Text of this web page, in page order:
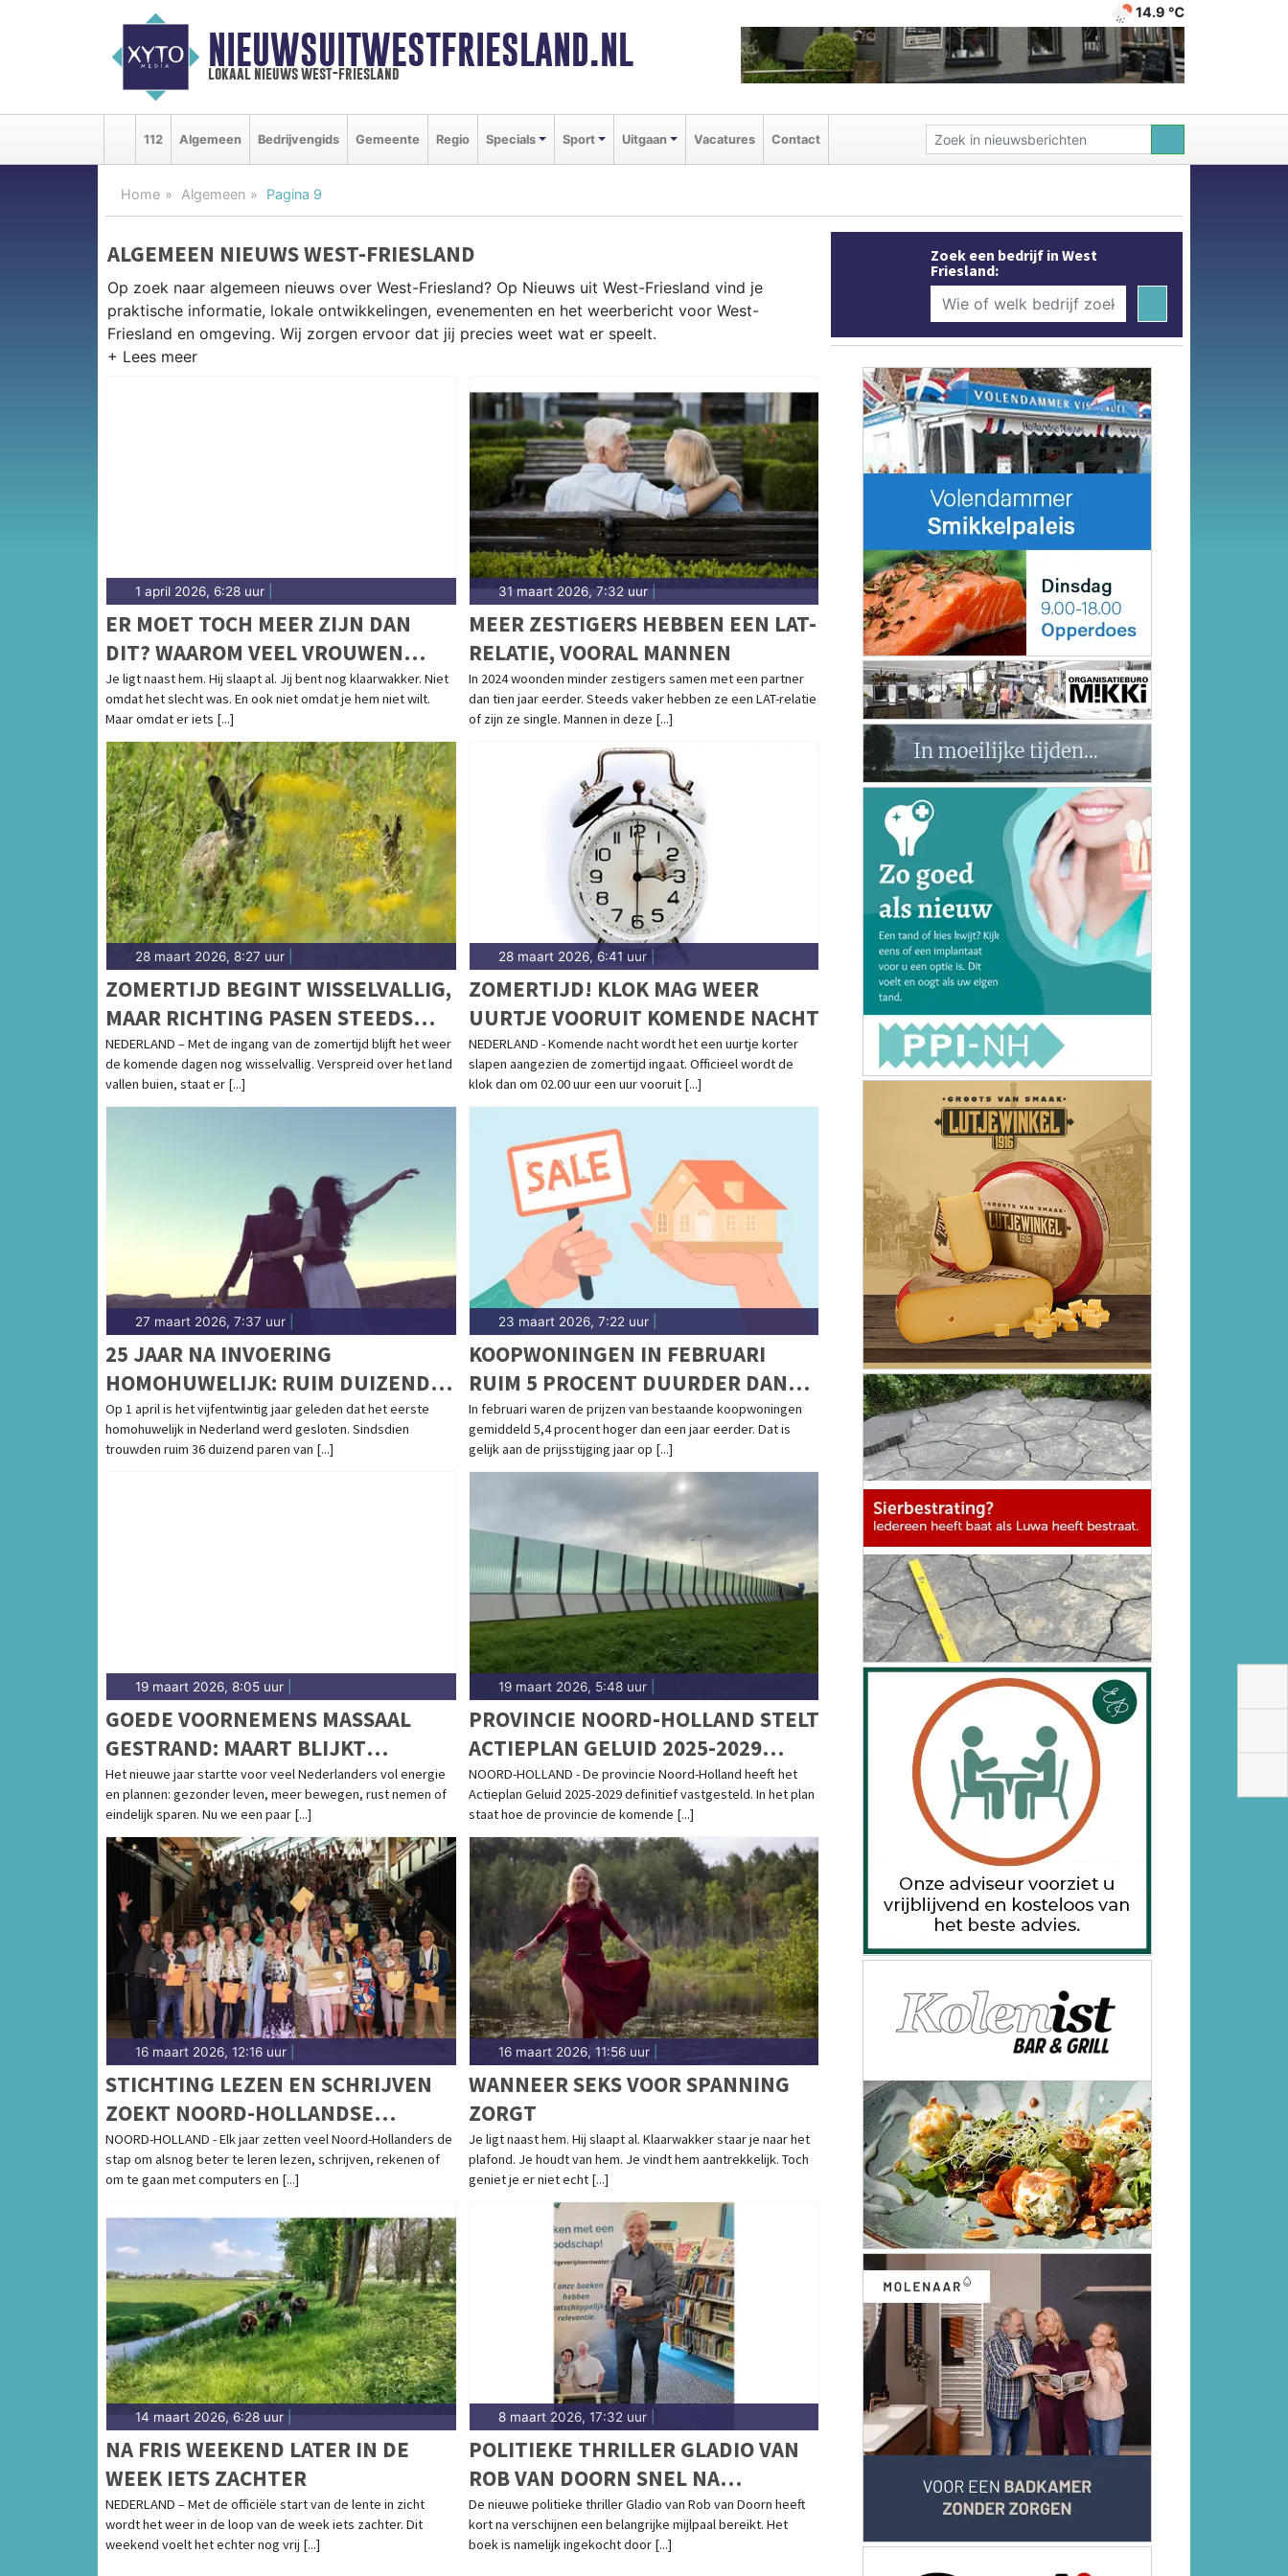
NIEUWSUITWESTFRIESLAND.NL
lokaal nieuws west-friesland
14.9 ℃
112 Algemeen Bedrijvengids Gemeente Regio Specials Sport Uitgaan Vacatures Contact
Home Algemeen Pagina 9
ALGEMEEN NIEUWS WEST-FRIESLAND
Op zoek naar algemeen nieuws over West-Friesland? Op Nieuws uit West-Friesland vind je
praktische informatie, lokale ontwikkelingen, evenementen en het weerbericht voor West-
Friesland en omgeving. Wij zorgen ervoor dat jij precies weet wat er speelt.
Van werkzaamheden op de A7 en de West-Friese waterlijnen tot evenementen als de West-Friese
Flora en het weersbericht voor de regio West-Friesland.
1 april 2026, 6:28 uur
ER MOET TOCH MEER ZIJN DAN
DIT? WAAROM VEEL VROUWEN
TIJDENS SEKS AFHAKEN
Je ligt naast hem. Hij slaapt al. Jij bent nog klaarwakker. Niet
omdat het slecht was. En ook niet omdat je hem niet wilt.
Maar omdat er iets [...]
31 maart 2026, 7:32 uur|
MEER ZESTIGERS HEBBEN EEN LAT-
RELATIE, VOORAL MANNEN
In 2024 woonden minder zestigers samen met een partner
dan tien jaar eerder. Steeds vaker hebben ze een LAT-relatie
of zijn ze single. Mannen in deze [...]
28 maart 2026, 8:27 uur
ZOMERTIJD BEGINT WISSELVALLIG,
MAAR RICHTING PASEN STEEDS
ZACHTER WEER
NEDERLAND – Met de ingang van de zomertijd blijft het weer
de komende dagen nog wisselvallig. Verspreid over het land
vallen buien, staat er [...]
28 maart 2026, 6:41 uur|
ZOMERTIJD! KLOK MAG WEER
UURTJE VOORUIT KOMENDE NACHT
NEDERLAND - Komende nacht wordt het een uurtje korter
slapen aangezien de zomertijd ingaat. Officieel wordt de
klok dan om 02.00 uur een uur vooruit [...]
27 maart 2026, 7:37 uur
25 JAAR NA INVOERING
HOMOHUWELIJK: RUIM DUIZEND
ECHTPAREN VIEREN JUBILEUM
Op 1 april is het vijfentwintig jaar geleden dat het eerste
homohuwelijk in Nederland werd gesloten. Sindsdien
trouwden ruim 36 duizend paren van [...]
23 maart 2026, 7:22 uur|
KOOPWONINGEN IN FEBRUARI
RUIM 5 PROCENT DUURDER DAN
JAAR EERDER
In februari waren de prijzen van bestaande koopwoningen
gemiddeld 5,4 procent hoger dan een jaar eerder. Dat is
gelijk aan de prijsstijging jaar op [...]
19 maart 2026, 8:05 uur
GOEDE VOORNEMENS MASSAAL
GESTRAND: MAART BLIJKT
BREEKPUNT VOOR NEDERLANDERS
Het nieuwe jaar startte voor veel Nederlanders vol energie
en plannen: gezonder leven, meer bewegen, rust nemen of
eindelijk sparen. Nu we een paar [...]
19 maart 2026, 5:48 uur|
PROVINCIE NOORD-HOLLAND STELT
ACTIEPLAN GELUID 2025-2029
DEFINITIEF VAST
NOORD-HOLLAND - De provincie Noord-Holland heeft het
Actieplan Geluid 2025-2029 definitief vastgesteld. In het plan
staat hoe de provincie de komende [...]
16 maart 2026, 12:16 uur
STICHTING LEZEN EN SCHRIJVEN
ZOEKT NOORD-HOLLANDSE
TAALHELDEN
NOORD-HOLLAND - Elk jaar zetten veel Noord-Hollanders de
stap om alsnog beter te leren lezen, schrijven, rekenen of
om te gaan met computers en [...]
16 maart 2026, 11:56 uur|
WANNEER SEKS VOOR SPANNING
ZORGT
Je ligt naast hem. Hij slaapt al. Klaarwakker staar je naar het
plafond. Je houdt van hem. Je vindt hem aantrekkelijk. Toch
geniet je er niet echt [...]
14 maart 2026, 6:28 uur|
NA FRIS WEEKEND LATER IN DE
WEEK IETS ZACHTER
NEDERLAND – Met de officiële start van de lente in zicht
wordt het weer in de loop van de week iets zachter. Dit
weekend voelt het echter nog vrij [...]
8 maart 2026, 17:32 uur|
POLITIEKE THRILLER GLADIO VAN
ROB VAN DOORN SNEL NA
VERSCHIJNEN INGEKOCHT DOOR
NEDERLANDSE BIBLIOTHEKEN
De nieuwe politieke thriller Gladio van Rob van Doorn heeft
kort na verschijnen een belangrijke mijlpaal bereikt. Het
boek is namelijk ingekocht door [...]
Zoek een bedrijf in West
Friesland: